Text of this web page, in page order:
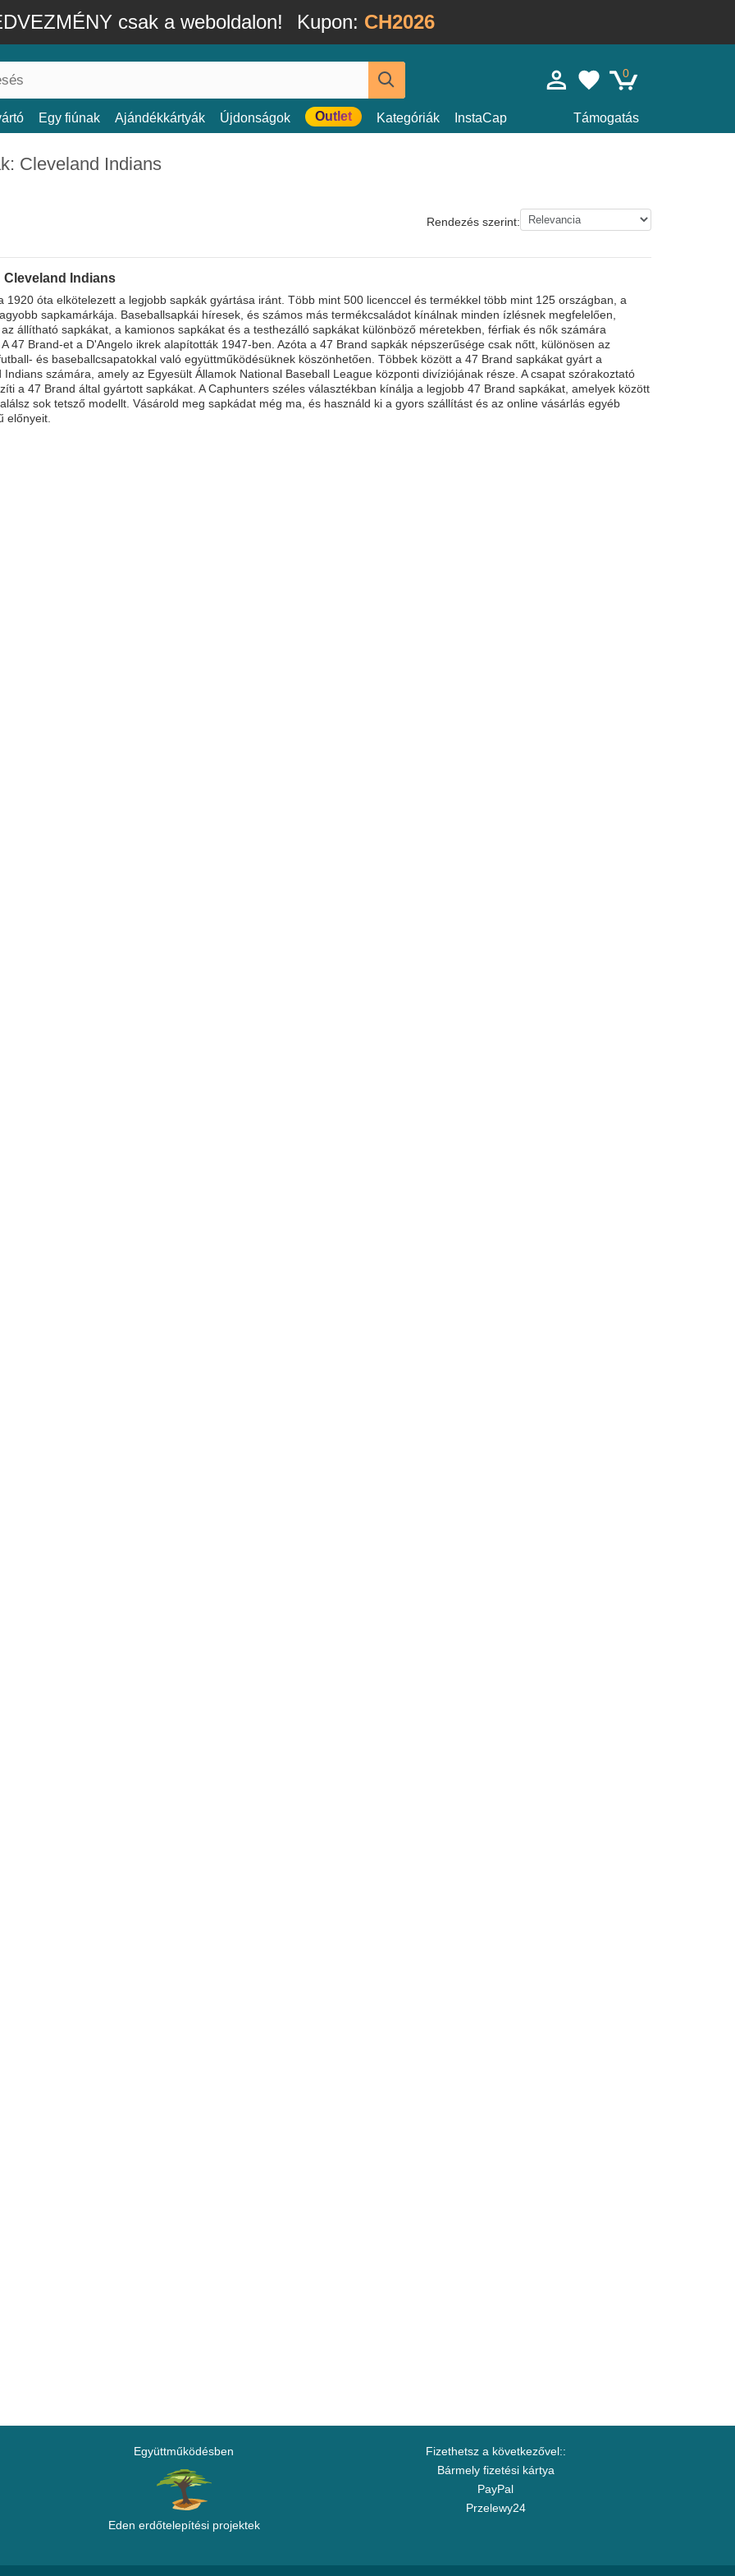
csak a weboldalon! Kupon: CH2026
0
Egy fiúnak Ajándékkártyák Újdonságok Outlet Kategóriák InstaCap Támogatás
Cleveland Indians
Rendezés szerint:
Cleveland Indians
1920 óta elkötelezett a legjobb sapkák gyártása iránt. Több mint 500 licenccel és termékkel több mint 125 országban, a
sapkamárkája. Baseballsapkái híresek, és számos más termékcsaládot kínálnak minden ízlésnek megfelelően,
állítható sapkákat, a kamionos sapkákat és a testhezálló sapkákat különböző méretekben, férfiak és nők számára
47 Brand-et a D'Angelo ikrek alapították 1947-ben. Azóta a 47 Brand sapkák népszerűsége csak nőtt, különösen az
és baseballcsapatokkal való együttműködésüknek köszönhetően. Többek között a 47 Brand sapkákat gyárt a
Indians számára, amely az Egyesült Államok National Baseball League központi divíziójának része. A csapat szórakoztató
a 47 Brand által gyártott sapkákat. A Caphunters széles választékban kínálja a legjobb 47 Brand sapkákat, amelyek között
sok tetsző modellt. Vásárold meg sapkádat még ma, és használd ki a gyors szállítást és az online vásárlás egyéb
előnyeit.
Együttműködésben
Eden erdőtelepítési projektek
Fizethetsz a következővel::
Bármely fizetési kártya
PayPal
Przelewy24